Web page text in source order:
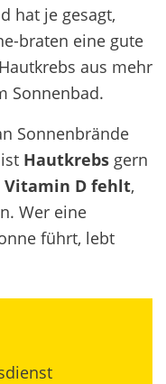
hat je gesagt,
braten eine gute
aus mehr
Sonnenbad.
Sonnenbrände
Hautkrebs gern
Vitamin D fehlt,
Wer eine
führt, lebt